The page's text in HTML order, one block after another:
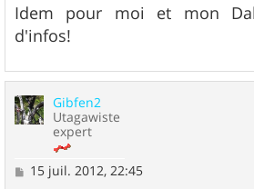
s
s
a
e
Idem pour moi et mon
d'infos!
Gibfen2
Utagawiste
expert
M15 juil. 2012, 22:45